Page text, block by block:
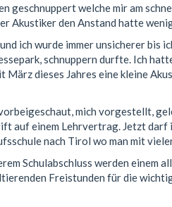
geschnuppert welche mir am
Akustiker den Anstand hatte
ich wurde immer unsicherer bis
schnuppern durfte. Ich
März dieses Jahres eine kleine
mich vorgestellt,
auf einem Lehrvertrag. Jetzt
nach Tirol wo man mit
Schulabschluss werden einem
Freistunden für die